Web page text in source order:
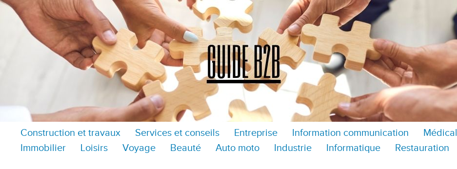
Construction et travaux Services et conseils Entreprise Information communication Médical
Immobilier
Loisirs Voyage Beauté Auto moto Industrie Informatique Restauration